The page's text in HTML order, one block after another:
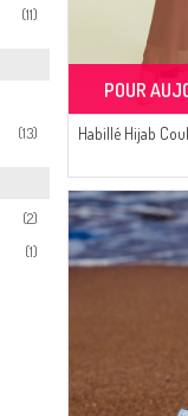
(11)
(13)
(2)
(1)
Habillé Hijab
POUR